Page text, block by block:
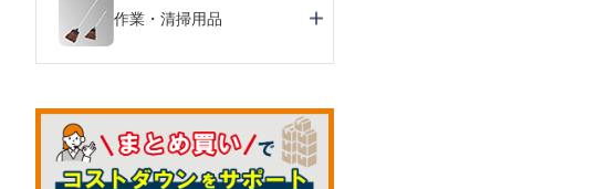
作業・清掃用品